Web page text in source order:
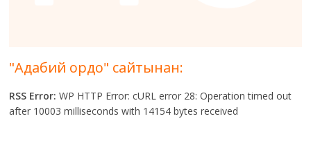
"Адабий ордо" сайтынан:
RSS Error: WP HTTP Error: cURL error 28: Operation timed out
after 10003 milliseconds with 14154 bytes received